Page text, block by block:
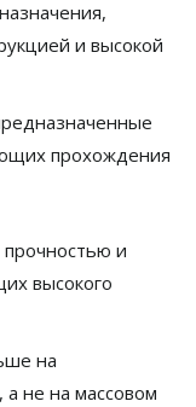
и высокой
прохождения
и
высокого
на
а не на массовом